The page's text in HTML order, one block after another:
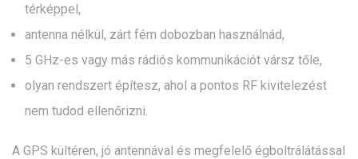
térképpel,
antenna nélkül, zárt fém dobozban használnád,
5 GHz-es vagy más rádiós kommunikációt vársz tőle,
olyan rendszert építesz, ahol a pontos RF kivitelezést
nem tudod ellenőrizni.
A GPS kültéren, jó antennával és megfelelő égboltrálátással